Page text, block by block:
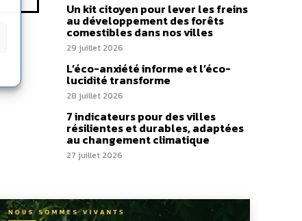
Un kit citoyen pour lever les freins
au développement des forêts
comestibles dans nos villes
29 juillet 2026
L’éco-anxiété informe et l’éco-
lucidité transforme
28 juillet 2026
7 indicateurs pour des villes
résilientes et durables, adaptées
au changement climatique
27 juillet 2026